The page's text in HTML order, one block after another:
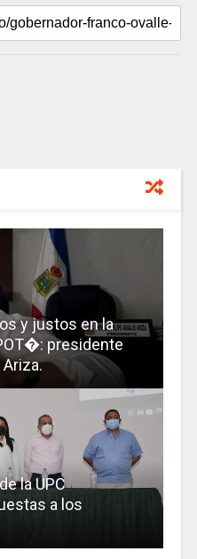
y justos en la
presidente
la UPC
a los